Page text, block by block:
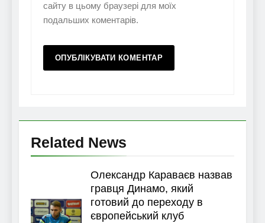
сайту в цьому браузері для моїх
подальших коментарів.
Related News
Олександр Караваєв назвав
гравця Динамо, який
готовий до переходу в
європейський клуб